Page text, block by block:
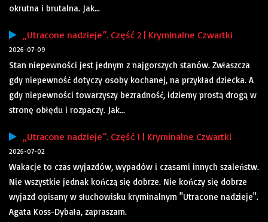
okrutna i brutalna. Jak...
„Utracone nadzieje”. Część 2 | Kryminalne Czwartki
2026-07-09
Stan niepewności jest jednym z najgorszych stanów. Zwłaszcza
gdy niepewność dotyczy osoby kochanej, na przykład dziecka. A
gdy niepewności towarzyszy bezradność, idziemy prostą drogą w
stronę obłędu i rozpaczy. Jak...
„Utracone nadzieje”. Część 1 | Kryminalne Czwartki
2026-07-02
Wakacje to czas wyjazdów, wypadów i czasami innych szaleństw.
Nie wszystkie jednak kończą się dobrze. Nie kończy się dobrze
wyjazd opisany w słuchowisku kryminalnym "Utracone nadzieje".
Agata Koss-Dybała, zapraszam.